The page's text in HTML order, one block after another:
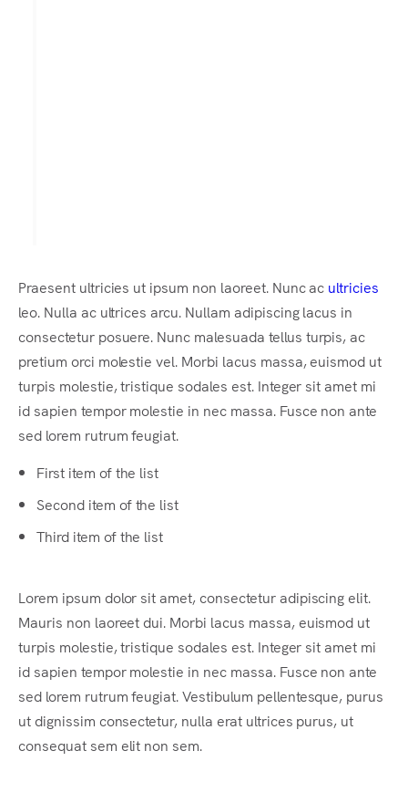
Praesent ultricies ut ipsum non laoreet. Nunc ac ultricies
leo. Nulla ac ultrices arcu. Nullam adipiscing lacus in
consectetur posuere. Nunc malesuada tellus turpis, ac
pretium orci molestie vel. Morbi lacus massa, euismod ut
turpis molestie, tristique sodales est. Integer sit amet mi
id sapien tempor molestie in nec massa. Fusce non ante
sed lorem rutrum feugiat.
First item of the list
Second item of the list
Third item of the list
Lorem ipsum dolor sit amet, consectetur adipiscing elit.
Mauris non laoreet dui. Morbi lacus massa, euismod ut
turpis molestie, tristique sodales est. Integer sit amet mi
id sapien tempor molestie in nec massa. Fusce non ante
sed lorem rutrum feugiat. Vestibulum pellentesque, purus
ut dignissim consectetur, nulla erat ultrices purus, ut
consequat sem elit non sem.